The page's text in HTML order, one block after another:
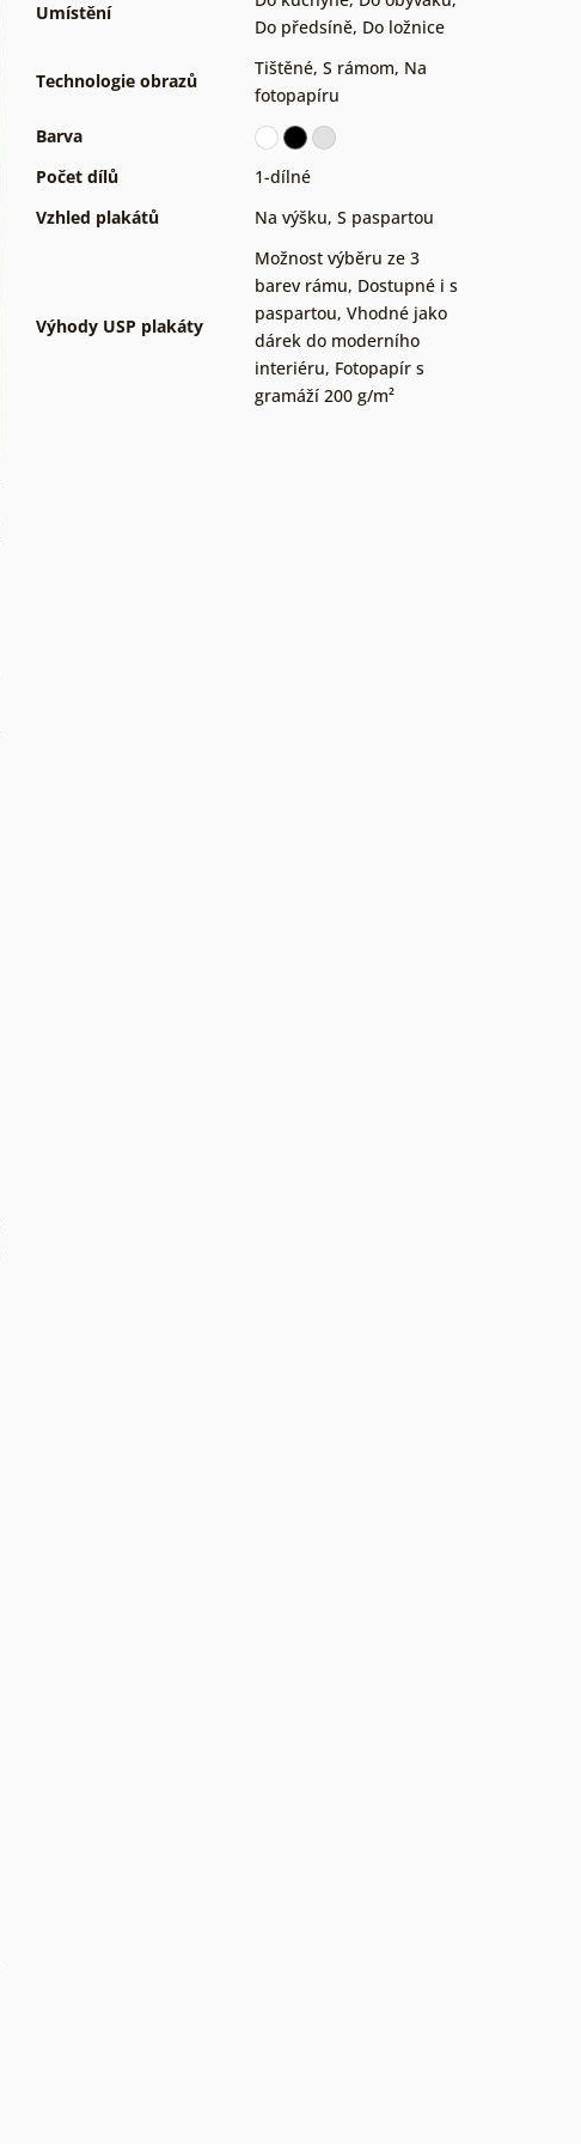
Umístění
Do předsíně, Do ložnice
Technologie obrazů
Tištěné, S rámom, Na
fotopapíru
Barva
Počet dílů
1-dílné
Vzhled plakátů
Na výšku, S paspartou
Výhody USP plakáty
Možnost výběru ze 3
barev rámu, Dostupné i s
paspartou, Vhodné jako
dárek do moderního
interiéru, Fotopapír s
gramáží 200 g/m²